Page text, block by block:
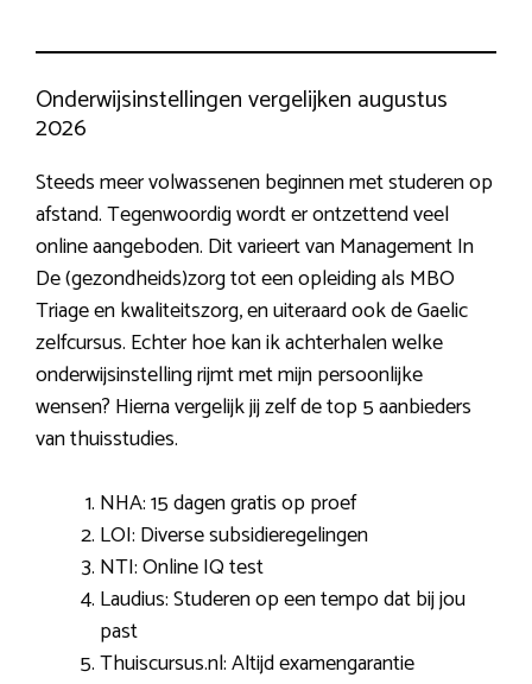
Onderwijsinstellingen vergelijken augustus
2026
Steeds meer volwassenen beginnen met studeren op
afstand. Tegenwoordig wordt er ontzettend veel
online aangeboden. Dit varieert van Management In
De (gezondheids)zorg tot een opleiding als MBO
Triage en kwaliteitszorg, en uiteraard ook de Gaelic
zelfcursus. Echter hoe kan ik achterhalen welke
onderwijsinstelling rijmt met mijn persoonlijke
wensen? Hierna vergelijk jij zelf de top 5 aanbieders
van thuisstudies.
NHA: 15 dagen gratis op proef
LOI: Diverse subsidieregelingen
NTI: Online IQ test
Laudius: Studeren op een tempo dat bij jou
past
Thuiscursus.nl: Altijd examengarantie